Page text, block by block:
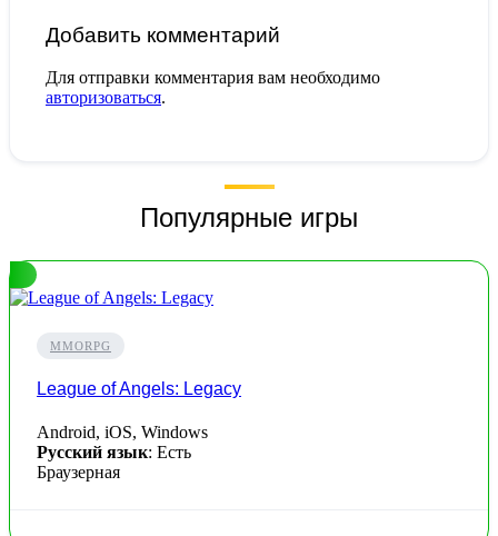
Добавить комментарий
Для отправки комментария вам необходимо
авторизоваться.
Популярные игры
MMORPG
League of Angels: Legacy
Android, iOS, Windows
Русский язык: Есть
Браузерная